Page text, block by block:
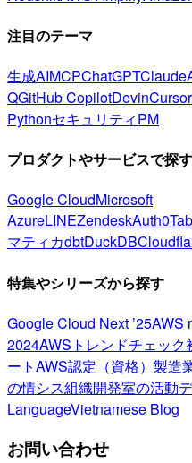
注目のテーマ
生成AIMCPChatGPTClaude
QGitHub CopilotDevinCursor
PythonセキュリティPM
プロダクトやサービスで探す
Google CloudMicrosoft
AzureLINEZendeskAuth0
マティカdbtDuckDB
特集やシリーズから探す
Google Cloud Next ’25AWS
2024AWSトレンドチェック
ートAWS認定（資格） 製造
の情シス組織開発室の活動
LanguageVietnamese Blog
お問い合わせ